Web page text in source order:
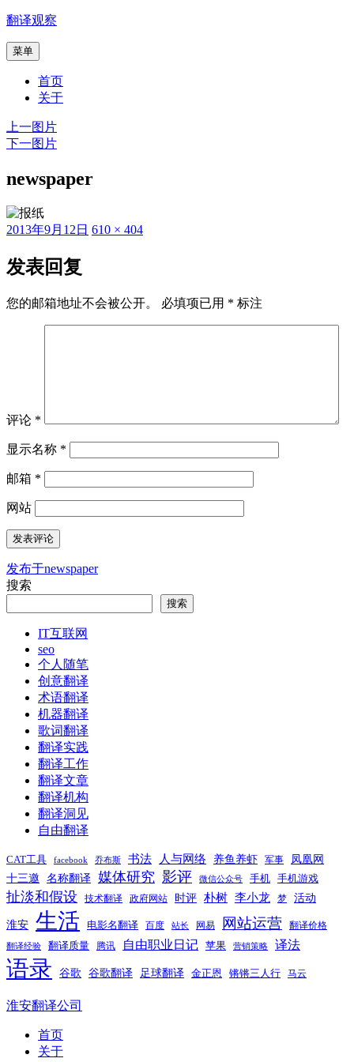
跳
内
翻译观察
菜单
首页
关于
上一图片
下一图片
newspaper
发
于
2013年9月12日 原
610 × 404
发表回复
您的邮箱地址不会被公开。 必填项已用 * 标注
评论 *
显示名称 *
邮箱 *
网站
文
章
发布于newspaper
搜索
搜索
IT互联网
seo
个人随笔
创意翻译
术语翻译
机器翻译
歌词翻译
翻译实践
翻译工作
翻译文章
翻译机构
翻译洞见
自由翻译
CAT工具 facebook 乔布斯 书法 人与网络 养鱼养虾 军事
凤凰网
十三邀
名称翻译 媒体研究 影评 微信公众号 手机 手机游戏
扯淡和假设 技术翻译 政府网站 时评 朴树 李小龙 梦 活动
淮安 生活 电影名翻译 百度 站长 网易 网站运营 翻译价格
翻译经验 翻译质量 腾讯 自由职业日记 苹果 营销策略 译法
语录 谷歌 谷歌翻译 足球翻译 金正恩 锵锵三人行 马云
淮安翻译公司
首页
关于